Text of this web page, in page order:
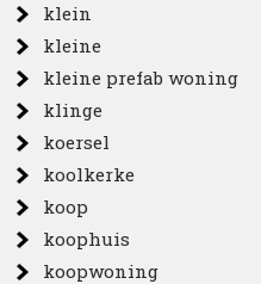
klein
kleine
kleine prefab woning
klinge
koersel
koolkerke
koop
koophuis
koopwoning